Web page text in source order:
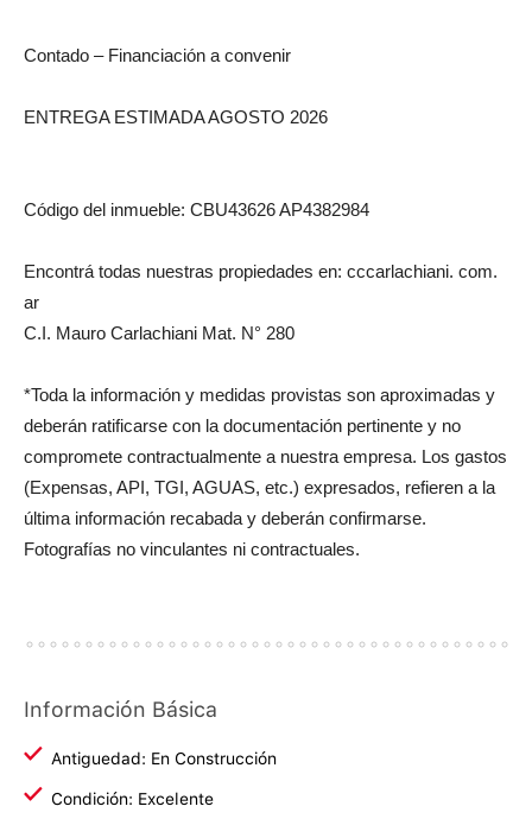
Contado – Financiación a convenir
ENTREGA ESTIMADA AGOSTO 2026
Código del inmueble: CBU43626 AP4382984
Encontrá todas nuestras propiedades en: cccarlachiani. com.
ar
C.I. Mauro Carlachiani Mat. N° 280
*Toda la información y medidas provistas son aproximadas y
deberán ratificarse con la documentación pertinente y no
compromete contractualmente a nuestra empresa. Los gastos
(Expensas, API, TGI, AGUAS, etc.) expresados, refieren a la
última información recabada y deberán confirmarse.
Fotografías no vinculantes ni contractuales.
Información Básica
Antiguedad: En Construcción
Condición: Excelente